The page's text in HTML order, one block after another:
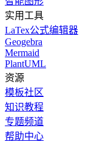
实用工具
LaTex公式编辑器
Geogebra
Mermaid
PlantUML
资源
模板社区
知识教程
专题频道
帮助中心